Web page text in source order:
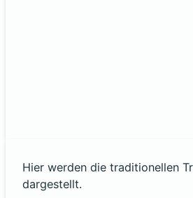
Hier werden die traditionellen
dargestellt.